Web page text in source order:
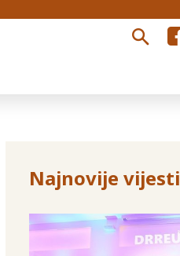
Najnovije vijesti